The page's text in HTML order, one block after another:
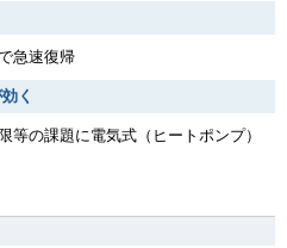
急速復帰
く
等の課題に電気式（ヒートポンプ）